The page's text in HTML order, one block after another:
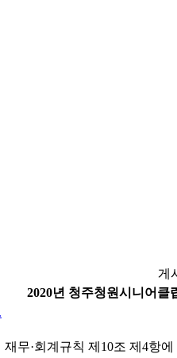
게
2020년 청주청원시니어클
무·회계규칙 제10조 제4항